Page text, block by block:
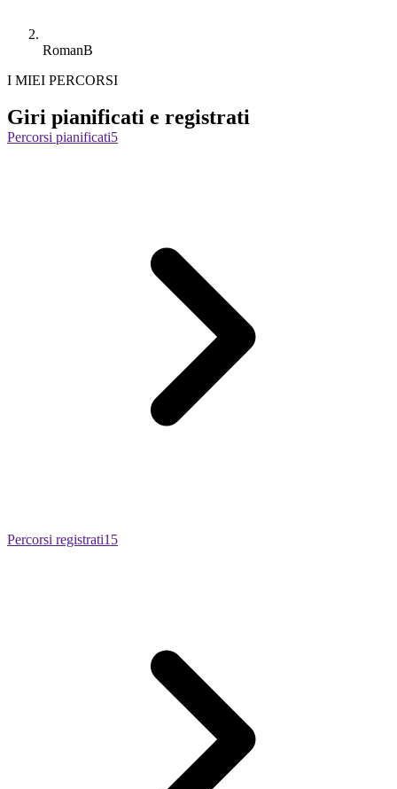
RomanB
I MIEI PERCORSI
Giri pianificati e registrati
Percorsi pianificati5
Percorsi registrati15